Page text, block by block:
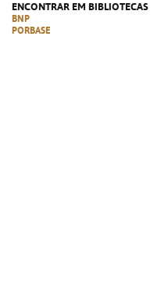
ENCONTRAR EM BIBLIOTECAS
BNP
PORBASE